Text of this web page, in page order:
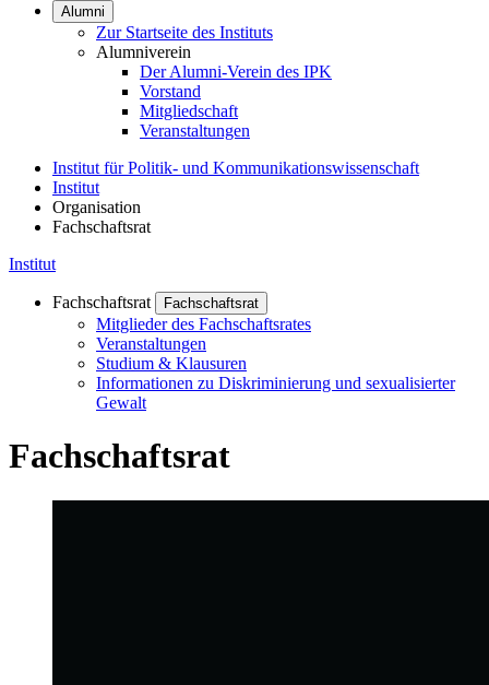
Alumni
Zur Startseite des Instituts
Alumniverein
Der Alumni-Verein des IPK
Vorstand
Mitgliedschaft
Veranstaltungen
Institut für Politik- und Kommunikationswissenschaft
Institut
Organisation
Fachschaftsrat
Institut
Fachschaftsrat Fachschaftsrat
Mitglieder des Fachschaftsrates
Veranstaltungen
Studium & Klausuren
Informationen zu Diskriminierung und sexualisierter
Gewalt
Fachschaftsrat